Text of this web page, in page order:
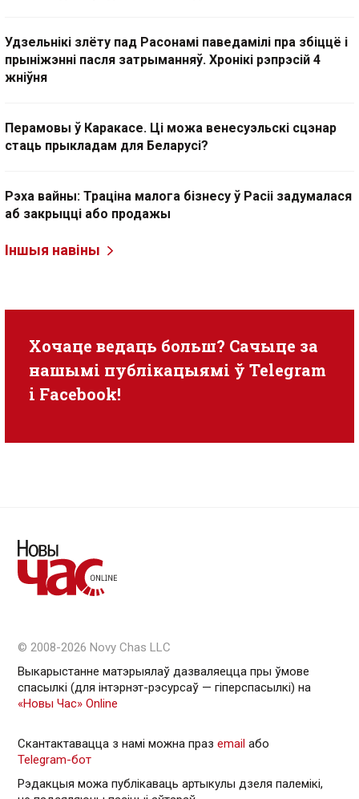
Удзельнікі злёту пад Расонамі паведамілі пра збіццё і
прыніжэнні пасля затрыманняў. Хронікі рэпрэсій 4
жніўня
Перамовы ў Каракасе. Ці можа венесуэльскі сцэнар
стаць прыкладам для Беларусі?
Рэха вайны: Траціна малога бізнесу ў Расіі задумалася
аб закрыцці або продажы
Іншыя навіны
Хочаце ведаць больш? Сачыце за
нашымі публікацыямі ў Telegram
i Facebook!
© 2008-2026 Novy Chas LLC
Выкарыстанне матэрыялаў дазваляецца пры ўмове
спасылкі (для інтэрнэт-рэсурсаў — гiперспасылкi) на
«Новы Час» Online
Скантактавацца з намі можна праз email або
Telegram-бот
Рэдакцыя можа публікаваць артыкулы дзеля палемікі,